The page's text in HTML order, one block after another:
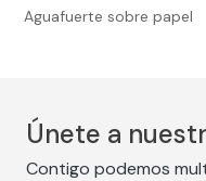
Aguafuerte sobre papel
Únete a
Contigo podemos